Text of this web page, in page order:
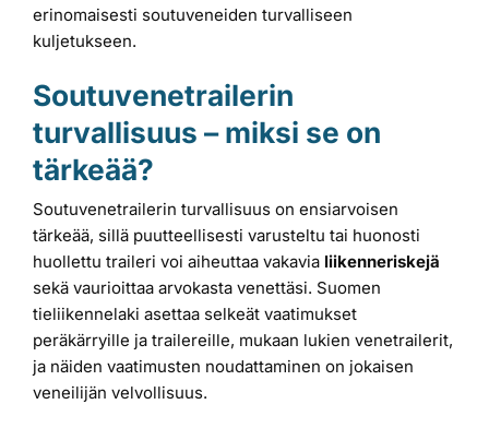
erinomaisesti soutuveneiden turvalliseen
kuljetukseen.
Soutuvenetrailerin
turvallisuus – miksi se on
tärkeää?
Soutuvenetrailerin turvallisuus on ensiarvoisen
tärkeää, sillä puutteellisesti varusteltu tai huonosti
huollettu traileri voi aiheuttaa vakavia liikenneriskejä
sekä vaurioittaa arvokasta venettäsi. Suomen
tieliikennelaki asettaa selkeät vaatimukset
peräkärryille ja trailereille, mukaan lukien venetrailerit,
ja näiden vaatimusten noudattaminen on jokaisen
veneilijän velvollisuus.